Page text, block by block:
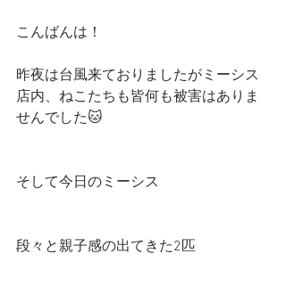
こんばんは！
昨夜は台風来ておりましたがミーシス
店内、ねこたちも皆何も被害はありま
せんでした🐱
そして今日のミーシス
段々と親子感の出てきた2匹